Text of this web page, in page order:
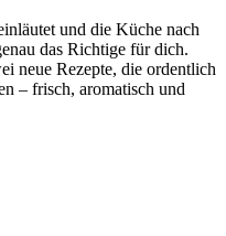
und die Küche nach
das Richtige für dich.
neue Rezepte, die ordentlich
– frisch, aromatisch und